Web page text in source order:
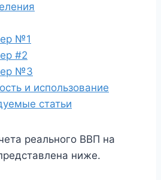
№1
#2
№3
и использование
статьи
реального ВВП на
​​ниже.